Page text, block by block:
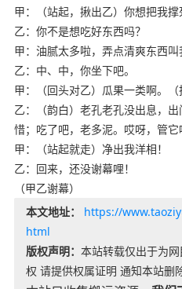
甲：（站起，揪出乙）你想把我撑
乙：你不是想吃好东西吗？
甲：油腻太多啦，弄点清爽东西叫
乙：中、中，你坐下吧。
甲：（回头对乙）瓜果一类啊。（
乙：（韵白）老孔老孔没出息，
惜；吃了吧，老多泥。哎呀，管它
甲：（站起就走）净出我洋相！
乙：回来，还没谢幕哩！
（甲乙谢幕）
本文地址：
https://
html
版权声明： 本站转载仅出于为
权 请提供权属证明 通知本站删